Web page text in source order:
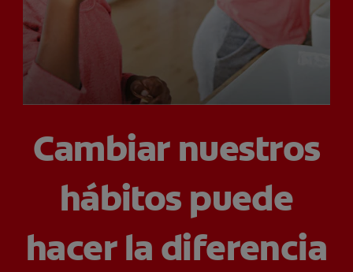
CHEQUEO DE SALUD BUCAL
SELECCIÓN DE PRODUCTOS
PARA PROFESIONALES
CUPONES
SUSCRÍBASE
Cambiar nuestros
hábitos puede
hacer la diferencia